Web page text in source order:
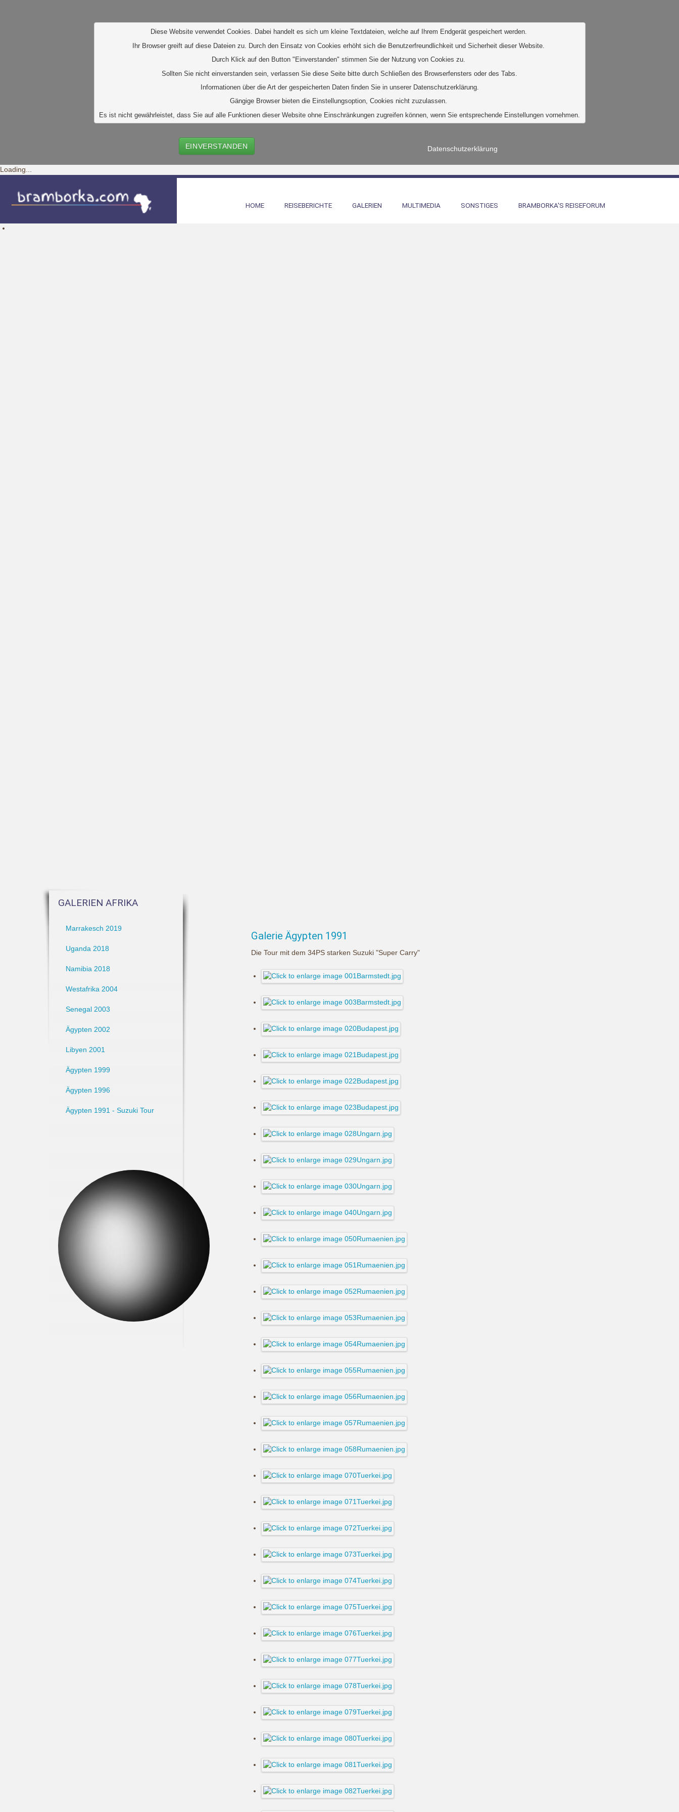
Diese Website verwendet Cookies. Dabei handelt es sich um kleine Textdateien, welche auf Ihrem Endgerät gespeichert werden.
Ihr Browser greift auf diese Dateien zu. Durch den Einsatz von Cookies erhöht sich die Benutzerfreundlichkeit und Sicherheit dieser Website.
Durch Klick auf den Button "Einverstanden" stimmen Sie der Nutzung von Cookies zu.
Sollten Sie nicht einverstanden sein, verlassen Sie diese Seite bitte durch Schließen des Browserfensters oder des Tabs.
Informationen über die Art der gespeicherten Daten finden Sie in unserer Datenschutzerklärung.
Gängige Browser bieten die Einstellungsoption, Cookies nicht zuzulassen.
Es ist nicht gewährleistet, dass Sie auf alle Funktionen dieser Website ohne Einschränkungen zugreifen können, wenn Sie entsprechende Einstellungen vornehmen.
EINVERSTANDEN Datenschutzerklärung
Loading...
HOME REISEBERICHTE GALERIEN MULTIMEDIA SONSTIGES BRAMBORKA'S REISEFORUM
Galerie Ägypten 1991
Die Tour mit dem 34PS starken Suzuki "Super Carry"
GALERIEN AFRIKA
Marrakesch 2019
Uganda 2018
Namibia 2018
Westafrika 2004
Senegal 2003
Ägypten 2002
Libyen 2001
Ägypten 1999
Ägypten 1996
Ägypten 1991 - Suzuki Tour